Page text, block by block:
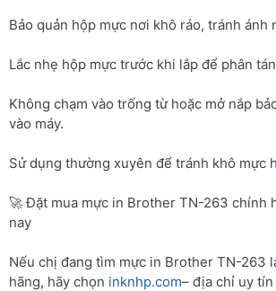
Bảo quản hộp mực nơi khô ráo, tránh ánh
Lắc nhẹ hộp mực trước khi lắp để phân
Không chạm vào trống từ hoặc mở nắp
vào máy.
Sử dụng thường xuyên để tránh khô mực
🚀 Đặt mua mực in Brother TN-263 chính
nay
Nếu chị đang tìm mực in Brother TN-263
hãng, hãy chọn inknhp.com– địa chỉ uy